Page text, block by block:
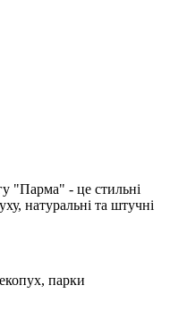
"Парма" - це стильні
натуральні та штучні
парки